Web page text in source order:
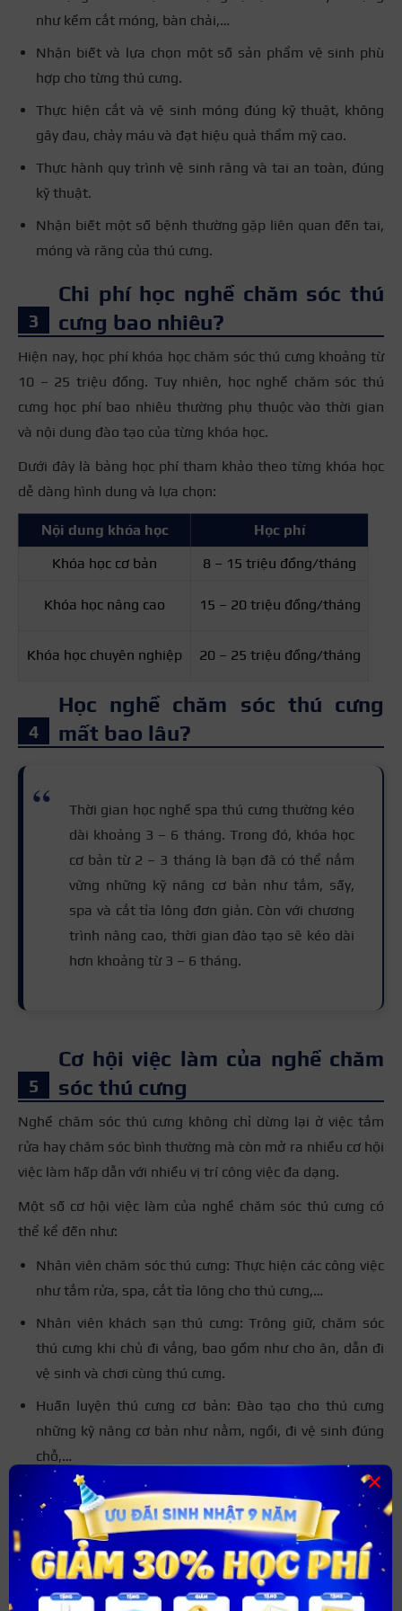
như kềm cắt móng, bàn chải,…
Nhận biết và lựa chọn một số sản phẩm vệ sinh phù
hợp cho từng thú cưng.
Thực hiện cắt và vệ sinh móng đúng kỹ thuật, không
gây đau, chảy máu và đạt hiệu quả thẩm mỹ cao.
Thực hành quy trình vệ sinh răng và tai an toàn, đúng
kỹ thuật.
Nhận biết một số bệnh thường gặp liên quan đến tai,
móng và răng của thú cưng.
Chi phí học nghề chăm sóc thú
cưng bao nhiêu?
Hiện nay, học phí khóa học chăm sóc thú cưng khoảng từ
10 – 25 triệu đồng. Tuy nhiên, học nghề chăm sóc thú
cưng học phí bao nhiêu thường phụ thuộc vào thời gian
và nội dung đào tạo của từng khóa học.
Dưới đây là bảng học phí tham khảo theo từng khóa học
dễ dàng hình dung và lựa chọn:
Nội dung khóa học
Học phí
Khóa học cơ bản
8 – 15 triệu đồng/tháng
Khóa học nâng cao 15 – 20 triệu đồng/tháng
Khóa học chuyên nghiệp 20 – 25 triệu đồng/tháng
Học nghề chăm sóc thú cưng
mất bao lâu?
Thời gian học nghề spa thú cưng thường kéo
dài khoảng 3 – 6 tháng. Trong đó, khóa học
cơ bản từ 2 – 3 tháng là bạn đã có thể nắm
vững những kỹ năng cơ bản như tắm, sấy,
spa và cắt tỉa lông đơn giản. Còn với chương
trình nâng cao, thời gian đào tạo sẽ kéo dài
hơn khoảng từ 3 – 6 tháng.
Cơ hội việc làm của nghề chăm
sóc thú cưng
Nghề chăm sóc thú cưng không chỉ dừng lại ở việc tắm
rửa hay chăm sóc bình thường mà còn mở ra nhiều cơ hội
việc làm hấp dẫn với nhiều vị trí công việc đa dạng.
Một số cơ hội việc làm của nghề chăm sóc thú cưng có
thể kể đến như:
Nhân viên chăm sóc thú cưng: Thực hiện các công việc
như tắm rửa, spa, cắt tỉa lông cho thú cưng,…
Nhân viên khách sạn thú cưng: Trông giữ, chăm sóc
thú cưng khi chủ đi vắng, bao gồm như cho ăn, dẫn đi
vệ sinh và chơi cùng thú cưng.
Huấn luyện thú cưng cơ bản: Đào tạo cho thú cưng
những kỹ năng cơ bản như nằm, ngồi, đi vệ sinh đúng
chỗ,…
Kinh doanh dịch vụ petcare: Mở spa thú cưng, pet
shop kết hợp bán những sản phẩm như thức ăn, phụ
kiện thú cưng.
×